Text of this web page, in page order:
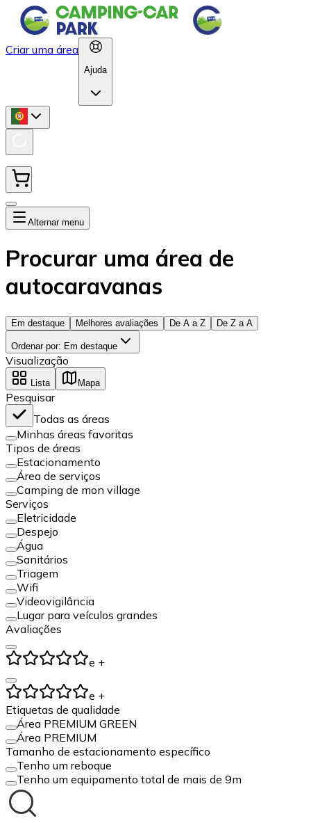
Criar uma área
Ajuda
Alternar menu
Procurar uma área de
autocaravanas
Em destaque Melhores avaliações De A a Z De Z a A
Ordenar por: Em destaque
Visualização
Lista Mapa
Pesquisar
Todas as áreas
Minhas áreas favoritas
Tipos de áreas
Estacionamento
Área de serviços
Camping de mon village
Serviços
Eletricidade
Despejo
Água
Sanitários
Triagem
Wifi
Videovigilância
Lugar para veículos grandes
Avaliações
e +
e +
Etiquetas de qualidade
Área PREMIUM GREEN
Área PREMIUM
Tamanho de estacionamento específico
Tenho um reboque
Tenho um equipamento total de mais de 9m